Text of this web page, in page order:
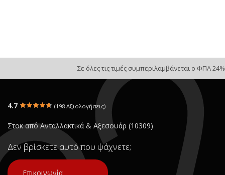
Σε όλες τις τιμές συμπεριλαμβάνεται ο ΦΠΑ 24%
4.7 (198 Αξιολογήσεις)
Στοκ από Ανταλλακτικά & Αξεσουάρ (10309)
Δεν βρίσκετε αυτό που ψάχνετε;
Επικοινωνία